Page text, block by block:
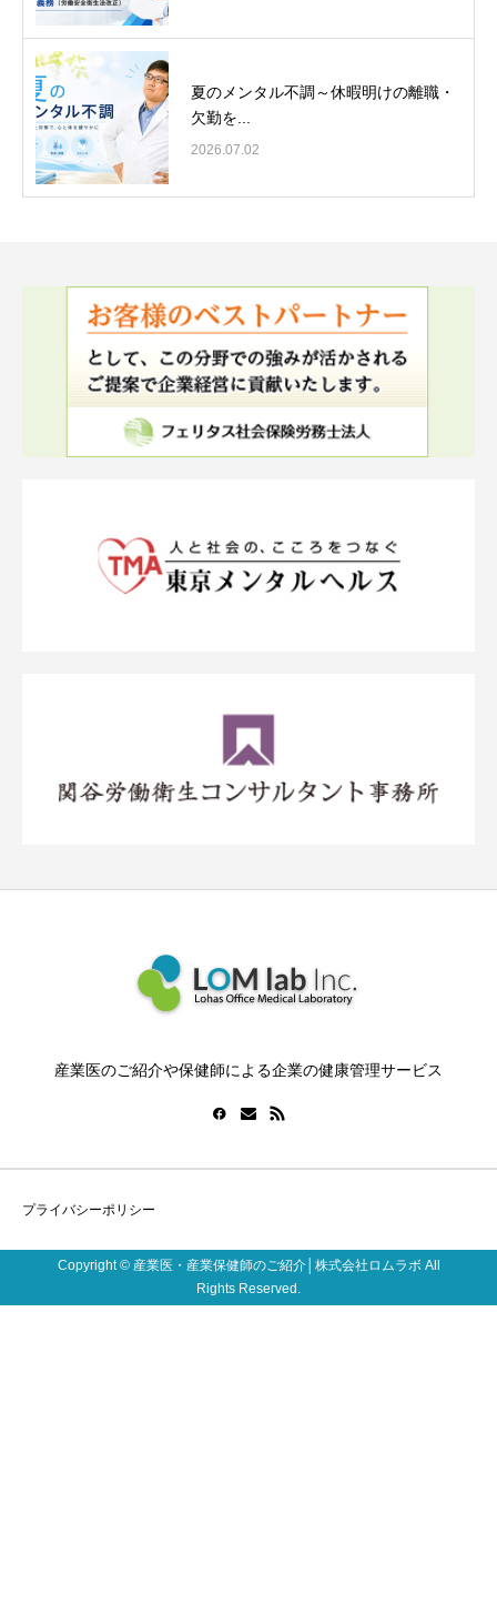
夏のメンタル不調～休暇明けの離職・
欠勤を...
2026.07.02
産業医のご紹介や保健師による企業の健康管理サービス
プライバシーポリシー
Copyright © 産業医・産業保健師のご紹介│株式会社ロムラボ All
Rights Reserved.